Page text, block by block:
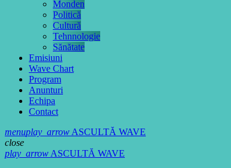
Monden
Politică
Cultură
Tehnnologie
Sănătate
Emisiuni
Wave Chart
Program
Anunturi
Echipa
Contact
menuplay_arrowASCULTĂ WAVE
close
play_arrowASCULTĂ WAVE